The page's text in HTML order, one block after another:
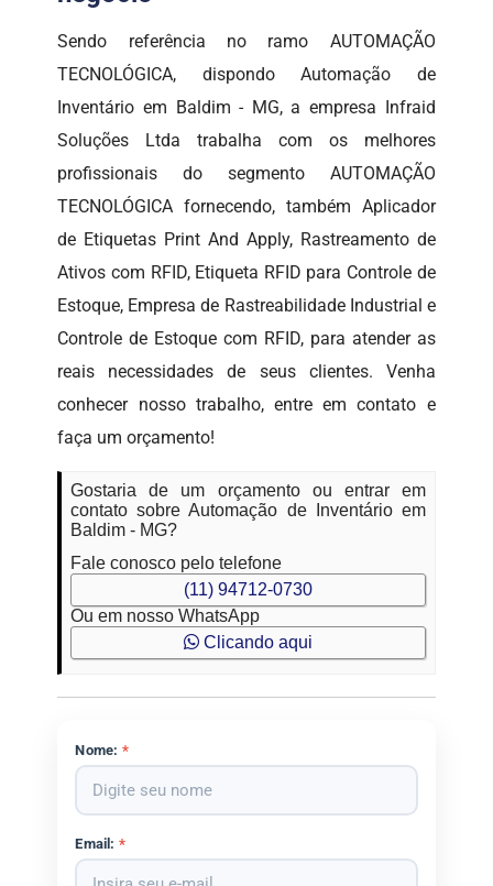
Sendo referência no ramo AUTOMAÇÃO
TECNOLÓGICA, dispondo Automação de
Inventário em Baldim - MG, a empresa Infraid
Soluções Ltda trabalha com os melhores
profissionais do segmento AUTOMAÇÃO
TECNOLÓGICA fornecendo, também Aplicador
de Etiquetas Print And Apply, Rastreamento de
Ativos com RFID, Etiqueta RFID para Controle de
Estoque, Empresa de Rastreabilidade Industrial e
Controle de Estoque com RFID, para atender as
reais necessidades de seus clientes. Venha
conhecer nosso trabalho, entre em contato e
faça um orçamento!
Gostaria de um orçamento ou entrar em
contato sobre Automação de Inventário em
Baldim - MG?
Fale conosco pelo telefone
(11) 94712-0730
Ou em nosso WhatsApp
Clicando aqui
Nome: *
Email: *